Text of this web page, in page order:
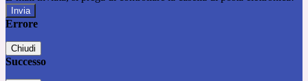
Errore
Chiudi
Successo